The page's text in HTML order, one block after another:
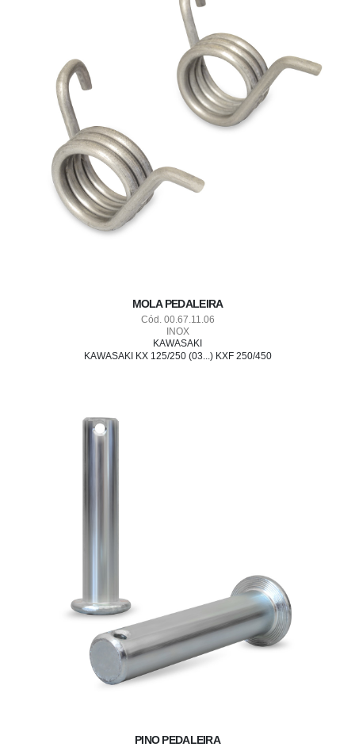
MOLA PEDALEIRA
Cód. 00.67.11.06
INOX
KAWASAKI
KAWASAKI KX 125/250 (03...) KXF 250/450
PINO PEDALEIRA